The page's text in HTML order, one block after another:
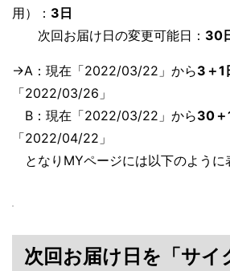
用）： 3日
次回お届け日の変更可能日： 30
→A：現在「2022/03/22」から3＋1
「2022/03/26」
B：現在「2022/03/22」から30＋
「2022/04/22」
となりMYページには以下のように
次回お届け日を「サイ